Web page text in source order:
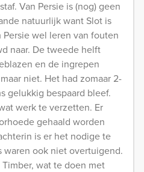
Van Persie is (nog) geen
natuurlijk want Slot is
wel leren van fouten
naar. De tweede helft
en de ingrepen
niet. Het had zomaar 2-
gelukkig bespaard bleef.
werk te verzetten. Er
gehaald worden
is er het nodige te
waren ook niet overtuigend.
wat te doen met